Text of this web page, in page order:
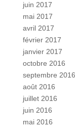
juin 2017
mai 2017
avril 2017
février 2017
janvier 2017
octobre 2016
septembre 2016
août 2016
juillet 2016
juin 2016
mai 2016